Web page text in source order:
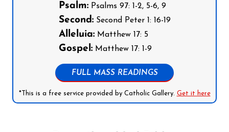
Psalm:Psalms 97: 1-2, 5-6, 9
Second:Second Peter 1: 16-19
Alleluia:Matthew 17: 5
Gospel:Matthew 17: 1-9
FULL MASS READINGS
*This is a free service provided by Catholic Gallery. Get it here